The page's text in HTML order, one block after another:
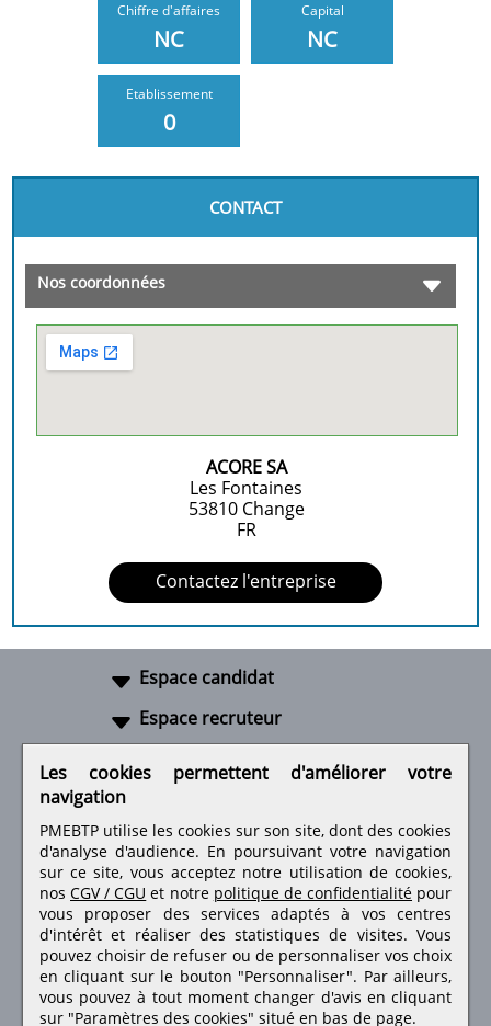
Chiffre d'affaires
NC
Capital
NC
Etablissement
0
CONTACT
Nos coordonnées
ACORE SA
Les Fontaines
53810 Change
FR
Contactez l'entreprise
Espace candidat
Espace recruteur
Retrouvez-nous sur les réseaux sociaux
Les cookies permettent d'améliorer votre
navigation
PMEBTP utilise les cookies sur son site, dont des cookies
d'analyse d'audience. En poursuivant votre navigation
sur ce site, vous acceptez notre utilisation de cookies,
nos CGV / CGU et notre politique de confidentialité pour
vous proposer des services adaptés à vos centres
d'intérêt et réaliser des statistiques de visites.Vous
pouvez choisir de refuser ou de personnaliser vos choix
en cliquant sur le bouton "Personnaliser". Par ailleurs,
vous pouvez à tout moment changer d'avis en cliquant
sur "Paramètres des cookies" situé en bas de page.